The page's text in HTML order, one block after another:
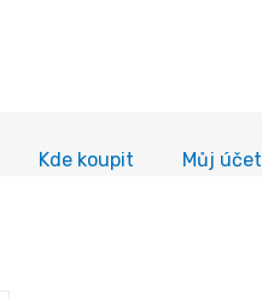
Kde koupit Můj účet